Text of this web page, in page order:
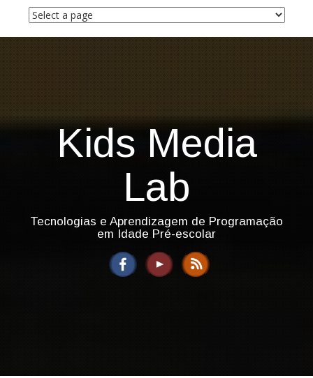
i
Kids Media
Lab
Tecnologias e Aprendizagem de Programação
em Idade Pré-escolar